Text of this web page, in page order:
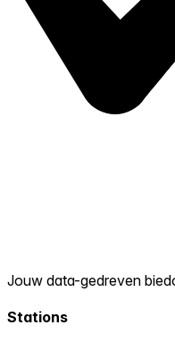
Jouw data-gedreven
Stations